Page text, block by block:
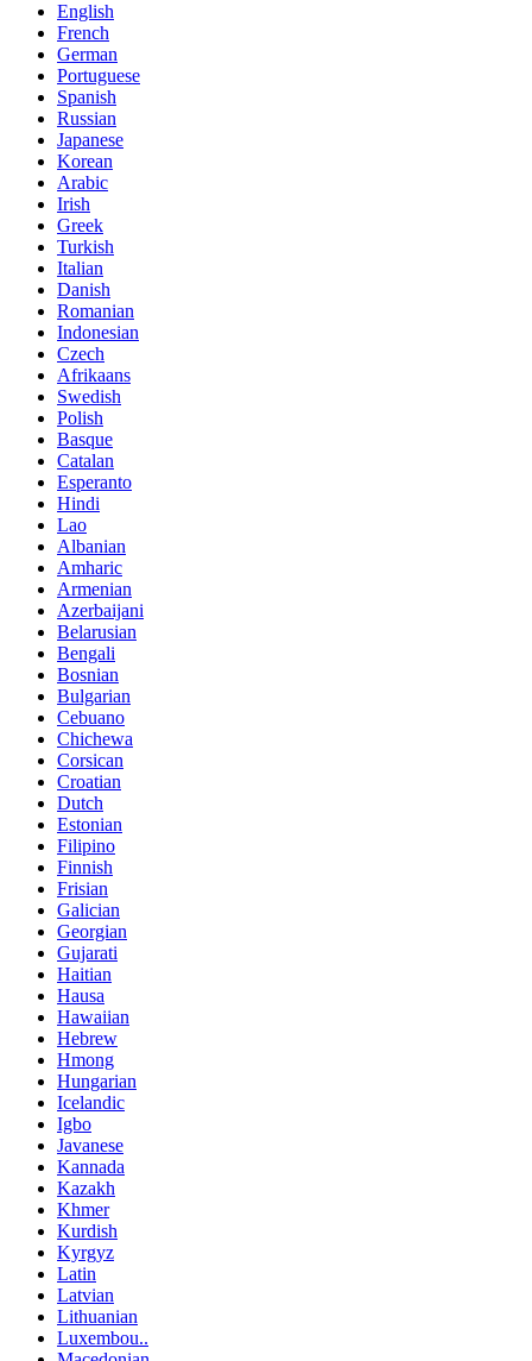
English
French
German
Portuguese
Spanish
Russian
Japanese
Korean
Arabic
Irish
Greek
Turkish
Italian
Danish
Romanian
Indonesian
Czech
Afrikaans
Swedish
Polish
Basque
Catalan
Esperanto
Hindi
Lao
Albanian
Amharic
Armenian
Azerbaijani
Belarusian
Bengali
Bosnian
Bulgarian
Cebuano
Chichewa
Corsican
Croatian
Dutch
Estonian
Filipino
Finnish
Frisian
Galician
Georgian
Gujarati
Haitian
Hausa
Hawaiian
Hebrew
Hmong
Hungarian
Icelandic
Igbo
Javanese
Kannada
Kazakh
Khmer
Kurdish
Kyrgyz
Latin
Latvian
Lithuanian
Luxembou..